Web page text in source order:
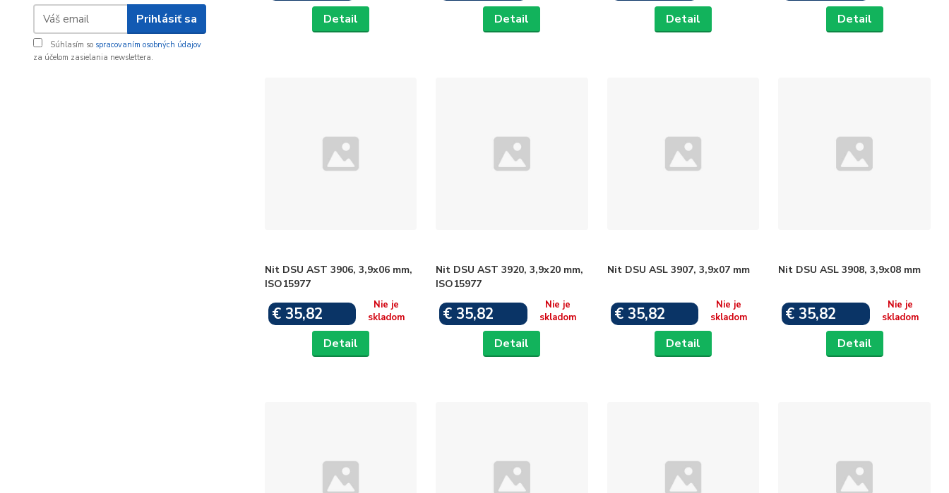
Prihlásiť sa
Súhlasím so spracovaním osobných údajov
za účelom zasielania newslettera.
Detail Detail Detail Detail
Nit DSU AST 3906, 3,9x06 mm,
ISO15977
€ 35,82
Nie je
skladom
Detail
Nit DSU AST 3920, 3,9x20 mm,
ISO15977
€ 35,82
Nie je
skladom
Detail
Nit DSU ASL 3907, 3,9x07 mm
€ 35,82
Nie je
skladom
Detail
Nit DSU ASL 3908, 3,9x08 mm
€ 35,82
Nie je
skladom
Detail